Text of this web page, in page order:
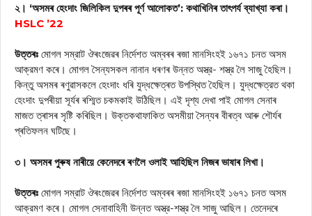
২। ‘অসমৰ হেংদাং জিলিকিল দুপৰৰ পূৰ্ণ আলোকত’: কথাখিনিৰ তাৎপর্য ব্যাখ্যা কৰা।
HSLC ’22
উত্তৰঃ মোগল সম্রাট ঔৰংজেৱৰ নিৰ্দেশত অম্বৰৰ ৰজা মানসিংহই ১৬৭১ চনত অসম
আক্রমণ কৰে। মোগল সৈন্যসকল নানান ধৰণৰ উন্নত অস্ত্র- শস্ত্র লৈ সাজু হৈছিল।
কিন্তু অসমৰ ৰণুৱাসকলে হেংদাং ধৰি যুদ্ধক্ষেত্ৰত উপস্থিত হৈছিল। যুদ্ধক্ষেত্রত থকা
হেংদাং দুপৰীয়া সূৰ্যৰ ৰশ্মিত চকমকাই উঠিছিল। এই দৃশ্য দেখা পাই মোগল সেনাৰ
মাজত ত্ৰাসৰ সৃষ্টি কৰিছিল। উক্তকথাফাকিত অসমীয়া সৈন্যৰ বীৰত্ব আৰু শৌৰ্যৰ
প্ৰতিফলন ঘটিছে।
৩। অসমৰ পুৰুষ নাৰীয়ে কেনেদৰে ৰণলৈ ওলাই আহিছিল নিজৰ ভাষাৰ লিখা।
উত্তৰঃ মোগল সম্রাট ঔৰংজেৱৰ নিৰ্দেশত অম্বৰৰ ৰজা মানসিংহই ১৬৭১ চনত অসম
আক্রমণ কৰে। মোগল সেনাবাহিনী উন্নত অস্ত্র-শস্ত্র লৈ সাজু আছিল। তেনেদৰে